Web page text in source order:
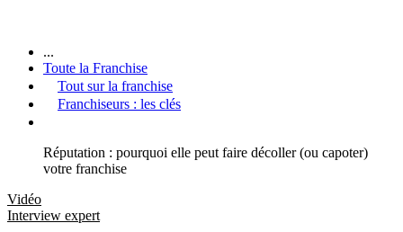
...
Toute la Franchise
Tout sur la franchise
Franchiseurs : les clés
Réputation : pourquoi elle peut faire décoller (ou capoter)
votre franchise
Vidéo
Interview expert